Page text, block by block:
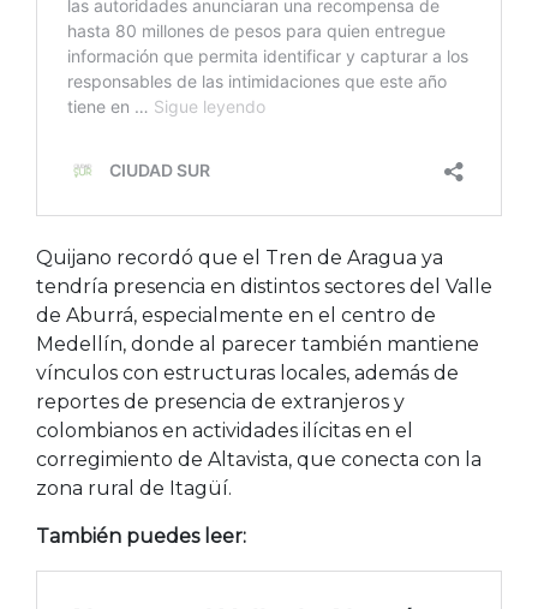
Quijano recordó que el Tren de Aragua ya
tendría presencia en distintos sectores del Valle
de Aburrá, especialmente en el centro de
Medellín, donde al parecer también mantiene
vínculos con estructuras locales, además de
reportes de presencia de extranjeros y
colombianos en actividades ilícitas en el
corregimiento de Altavista, que conecta con la
zona rural de Itagüí.
También puedes leer: